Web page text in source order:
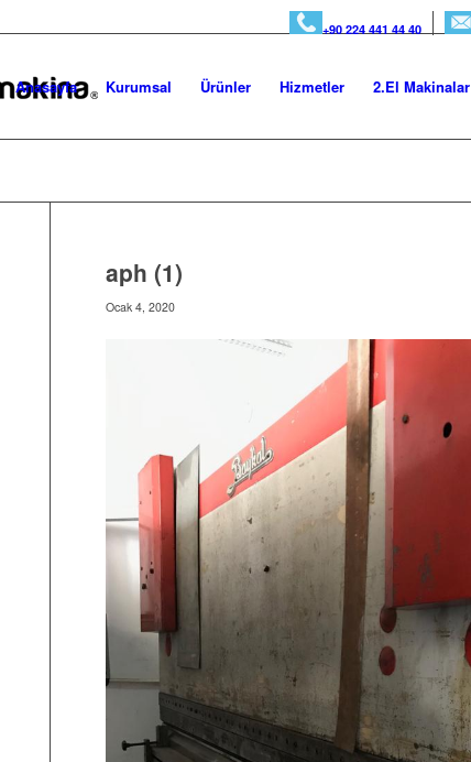
+90 224 441 44 40
Anasayfa Kurumsal Ürünler Hizmetler 2.El Makinalar
aph (1)
Ocak 4, 2020